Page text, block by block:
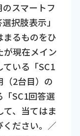
スマートフ
択肢表示」
まるものをひ
が現在メイン
いる「SC1
（2台目）の
SC1回答選
、当てはま
ください。／